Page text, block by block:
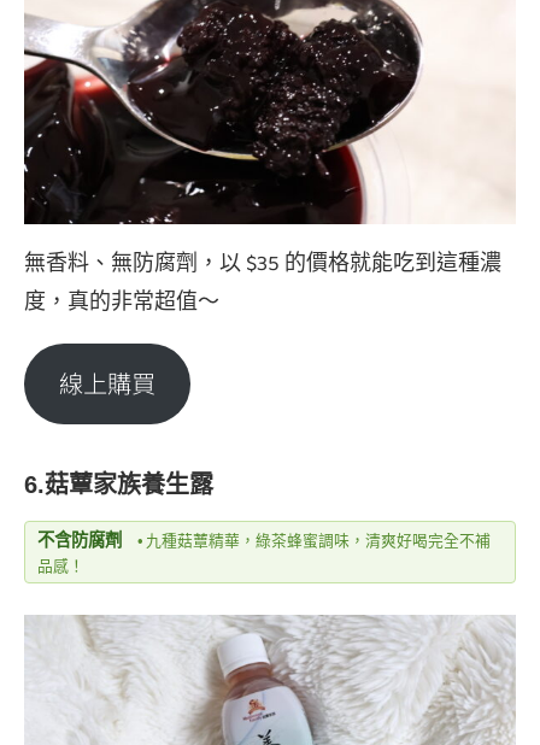
無香料、無防腐劑，以 $35 的價格就能吃到這種濃
度，真的非常超值～
線上購買
6.菇蕈家族養生露
不含防腐劑 • 九種菇蕈精華，綠茶蜂蜜調味，清爽好喝完全不補
品感！